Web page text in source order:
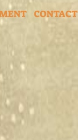
CONTACT